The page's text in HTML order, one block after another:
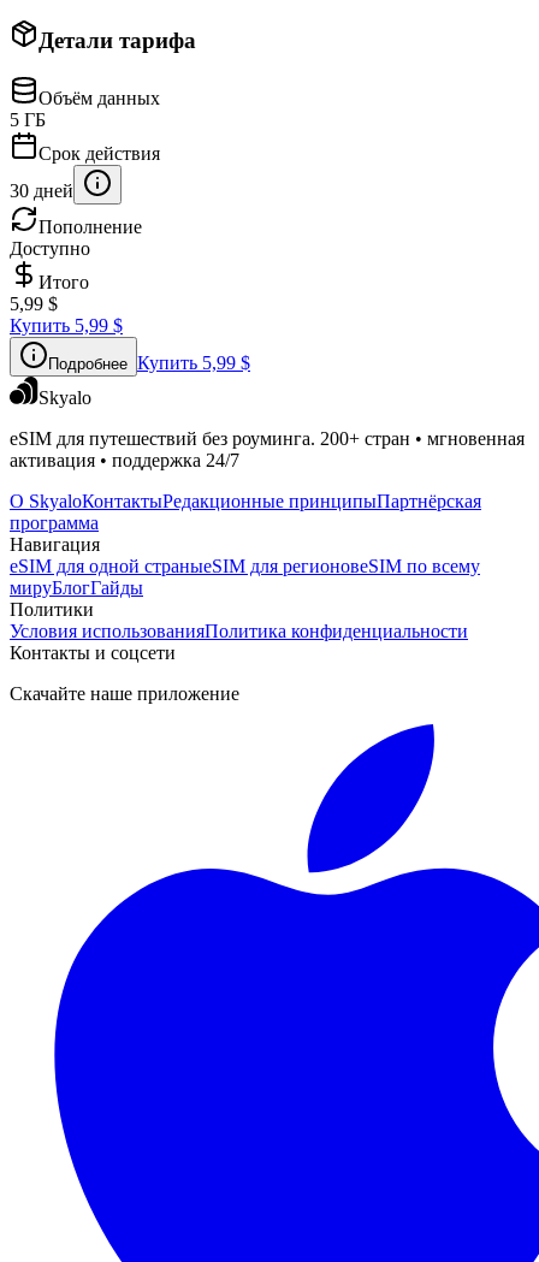
Детали тарифа
Объём данных
5 ГБ
Срок действия
30 дней
Пополнение
Доступно
Итого
5,99 $
Купить 5,99 $
Подробнее Купить 5,99 $
Skyalo
eSIM для путешествий без роуминга. 200+ стран • мгновенная
активация • поддержка 24/7
О SkyaloКонтактыРедакционные принципыПартнёрская
программа
Навигация
eSIM для одной страныeSIM для регионовeSIM по всему
мируБлогГайды
Политики
Условия использованияПолитика конфиденциальности
Контакты и соцсети
Скачайте наше приложение